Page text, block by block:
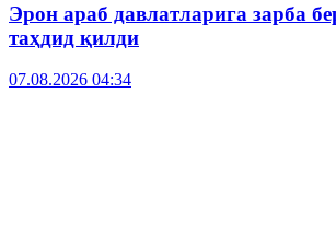
Эрон араб давлатларига зарба
таҳдид қилди
07.08.2026 04:34